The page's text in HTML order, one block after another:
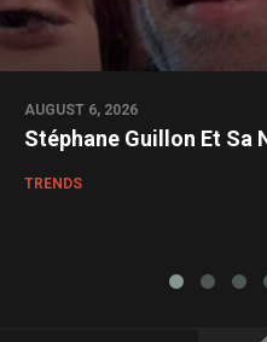
AUGUST 6, 2026
Stéphane Guillon Et Sa
TRENDS